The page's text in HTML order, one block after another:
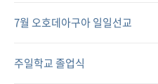
7월 오호데아구아 일일선교
주일학교 졸업식